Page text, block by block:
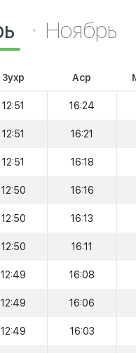
Ноябрь
Зухр Аср
12:51 16:24
12:51 16:21
12:51 16:18
12:50 16:16
12:50 16:13
12:50 16:11
12:49 16:08
12:49 16:06
12:49 16:03